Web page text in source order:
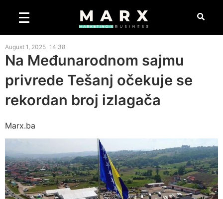
August 1, 2025 14:38
Na Međunarodnom sajmu
privrede Tešanj očekuje se
rekordan broj izlagača
Marx.ba